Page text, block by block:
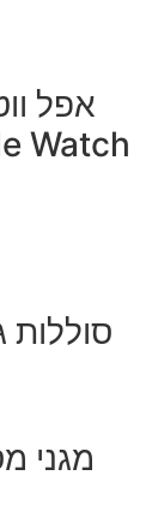
אפל
Watch
סוללות
מגני